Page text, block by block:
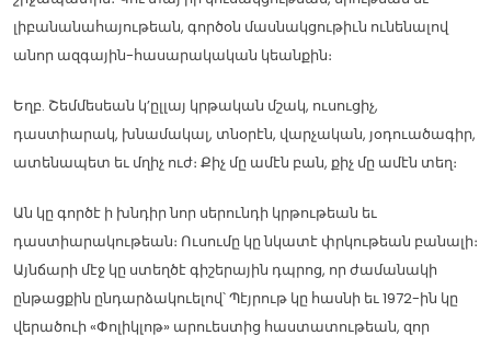
լիբանանահայութեան, գործօն մասնակցութիւն ունենալով
անոր ազգային-հասարակական կեանքին։
Եղբ. Շեմմեսեան կ’ըլլայ կրթական մշակ, ուսուցիչ,
դաստիարակ, խնամակալ, տնօրէն, վարչական, յօդուածագիր,
ատենապետ եւ մղիչ ուժ։ Քիչ մը ամէն բան, քիչ մը ամէն տեղ։
Ան կը գործէ ի խնդիր նոր սերունդի կրթութեան եւ
դաստիարակութեան։ Ուսումը կը նկատէ փրկութեան բանալի։
Այնճարի մէջ կը ստեղծէ գիշերային դպրոց, որ ժամանակի
ընթացքին ընդարձակուելով՝ Պէյրութ կը հասնի եւ 1972-ին կը
վերածուի «Փոլիկլոթ» արուեստից հաստատութեան, զոր